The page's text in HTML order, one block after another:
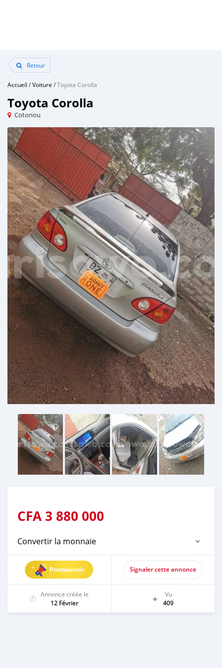
Retour
Accueil /Voiture /Toyota Corolla
Toyota Corolla
Cotonou
CFA 3 880 000
Convertir la monnaie
Promouvoir Signaler cette annonce
Annonce créée le
12 Février
Vu
409